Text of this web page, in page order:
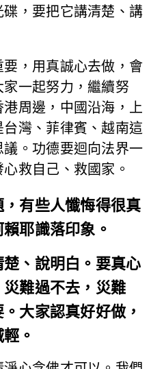
，要把它講清楚、講
，用真誠心去做，會
一起努力，繼續努
周邊，中國沿海，上
灣、菲律賓、越南這
。功德要迴向法界一
救自己、救國家。
有些人懺悔得很真
耶識落印象。
、說明白。要真心
難過不去，災難
大家認真好好做，
。